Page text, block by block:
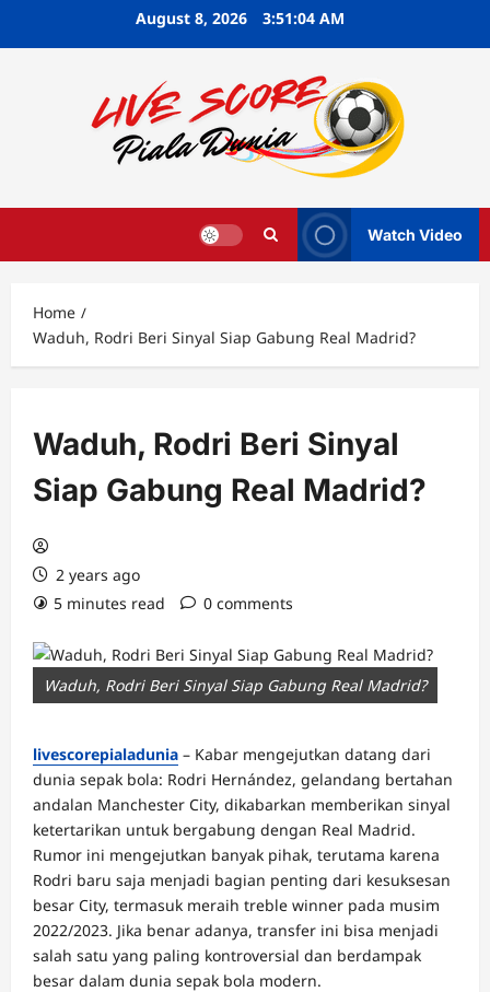
August 8, 2026 3:51:05 AM
Watch Video
Home
Waduh, Rodri Beri Sinyal Siap Gabung Real Madrid?
Waduh, Rodri Beri Sinyal
Siap Gabung Real Madrid?
2 years ago
5 minutes read
0 comments
Waduh, Rodri Beri Sinyal Siap Gabung Real Madrid?
livescorepialadunia – Kabar mengejutkan datang dari
dunia sepak bola: Rodri Hernández, gelandang bertahan
andalan Manchester City, dikabarkan memberikan sinyal
ketertarikan untuk bergabung dengan Real Madrid.
Rumor ini mengejutkan banyak pihak, terutama karena
Rodri baru saja menjadi bagian penting dari kesuksesan
besar City, termasuk meraih treble winner pada musim
2022/2023. Jika benar adanya, transfer ini bisa menjadi
salah satu yang paling kontroversial dan berdampak
besar dalam dunia sepak bola modern.